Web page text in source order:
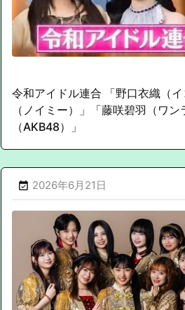
令和アイドル連合 「野口衣織（
（ノイミー）」「藤咲碧羽（ワ
（AKB48）」
 2026年6月21日